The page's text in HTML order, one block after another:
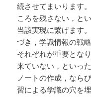
続させてまいります
ころを残さない，と
当該実現に繋げます
づき，学識情報の戦
それぞれが重要とな
来ていない，といっ
ノートの作成，なら
習による学識の穴を